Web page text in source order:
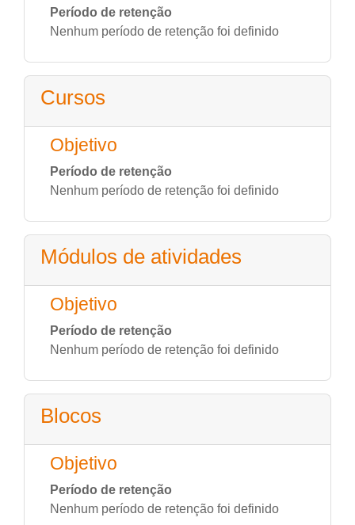
Período de retenção
Nenhum período de retenção foi definido
Cursos
Objetivo
Período de retenção
Nenhum período de retenção foi definido
Módulos de atividades
Objetivo
Período de retenção
Nenhum período de retenção foi definido
Blocos
Objetivo
Período de retenção
Nenhum período de retenção foi definido